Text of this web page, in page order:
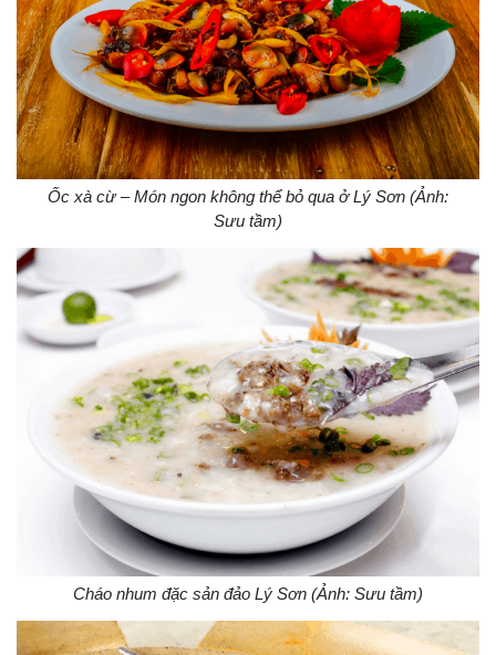
Ốc xà cừ – Món ngon không thể bỏ qua ở Lý Sơn (Ảnh:
Sưu tầm)
Cháo nhum đặc sản đảo Lý Sơn (Ảnh: Sưu tầm)